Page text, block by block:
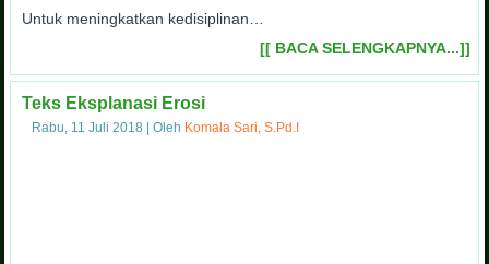
Untuk meningkatkan kedisiplinan…
[[ BACA SELENGKAPNYA...]]
Teks Eksplanasi Erosi
Rabu, 11 Juli 2018 |Oleh Komala Sari, S.Pd.I